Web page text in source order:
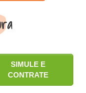
SIMULE E
CONTRATE